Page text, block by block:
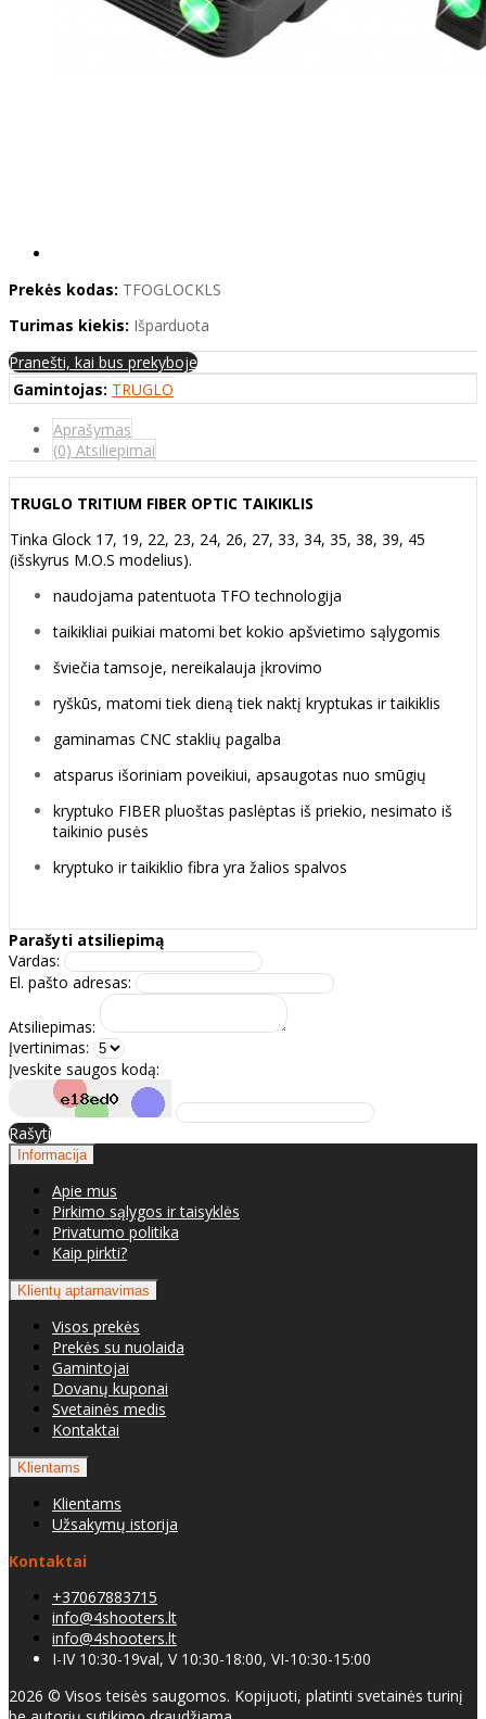
Prekės kodas: TFOGLOCKLS
Turimas kiekis: Išparduota
Pranešti, kai bus prekyboje
Gamintojas: TRUGLO
Aprašymas
(0) Atsiliepimai
TRUGLO TRITIUM FIBER OPTIC TAIKIKLIS
Tinka Glock 17, 19, 22, 23, 24, 26, 27, 33, 34, 35, 38, 39, 45
(išskyrus M.O.S modelius).
naudojama patentuota TFO technologija
taikikliai puikiai matomi bet kokio apšvietimo sąlygomis
šviečia tamsoje, nereikalauja įkrovimo
ryškūs, matomi tiek dieną tiek naktį kryptukas ir taikiklis
gaminamas CNC staklių pagalba
atsparus išoriniam poveikiui, apsaugotas nuo smūgių
kryptuko FIBER pluoštas paslėptas iš priekio, nesimato iš
taikinio pusės
kryptuko ir taikiklio fibra yra žalios spalvos
Parašyti atsiliepimą
Vardas:
El. pašto adresas:
Atsiliepimas:
Įvertinimas:
Įveskite saugos kodą:
Rašyti
Informacija
Apie mus
Pirkimo sąlygos ir taisyklės
Privatumo politika
Kaip pirkti?
Klientų aptarnavimas
Visos prekės
Prekės su nuolaida
Gamintojai
Dovanų kuponai
Svetainės medis
Kontaktai
Klientams
Klientams
Užsakymų istorija
Kontaktai
+37067883715
info@4shooters.lt
info@4shooters.lt
I-IV 10:30-19val, V 10:30-18:00, VI-10:30-15:00
2026 © Visos teisės saugomos. Kopijuoti, platinti svetainės turinį